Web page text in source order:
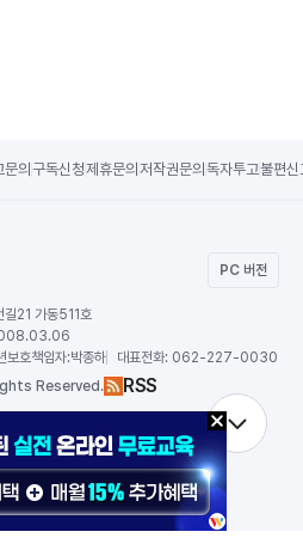
의 구독신청제휴문의 저작권문의 독자투고불편신
PC 버전
길21 가동511호
보호책임자:박종하 대표전화: 062-227-0030
Reserved. RSS